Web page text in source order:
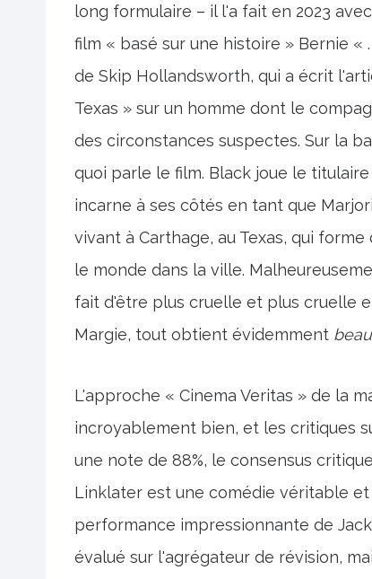
long formulaire – il l'a fait en 2023
film « basé sur une histoire » Bernie
de Skip Hollandsworth, qui a écrit
Texas » sur un homme dont le
des circonstances suspectes. Sur la
quoi parle le film. Black joue le
incarne à ses côtés en tant que
vivant à Carthage, au Texas, qui
le monde dans la ville.
fait d'être plus cruelle et plus cruelle
Margie, tout obtient évidemment
L'approche « Cinema Veritas » de la
incroyablement bien, et les critiques
une note de 88%, le consensus
Linklater est une comédie véritable
performance impressionnante de
évalué sur l'agrégateur de révision,